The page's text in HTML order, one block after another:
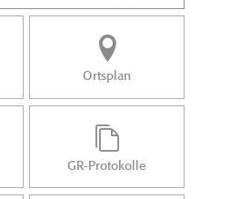
Ortsplan
GR-Protokolle